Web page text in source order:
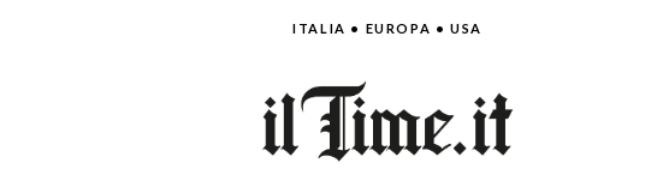
ITALIA • EUROPA • USA